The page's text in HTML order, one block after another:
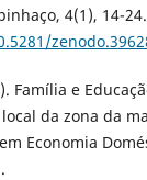
4(1), 14-
Família e
da zona da
Economia